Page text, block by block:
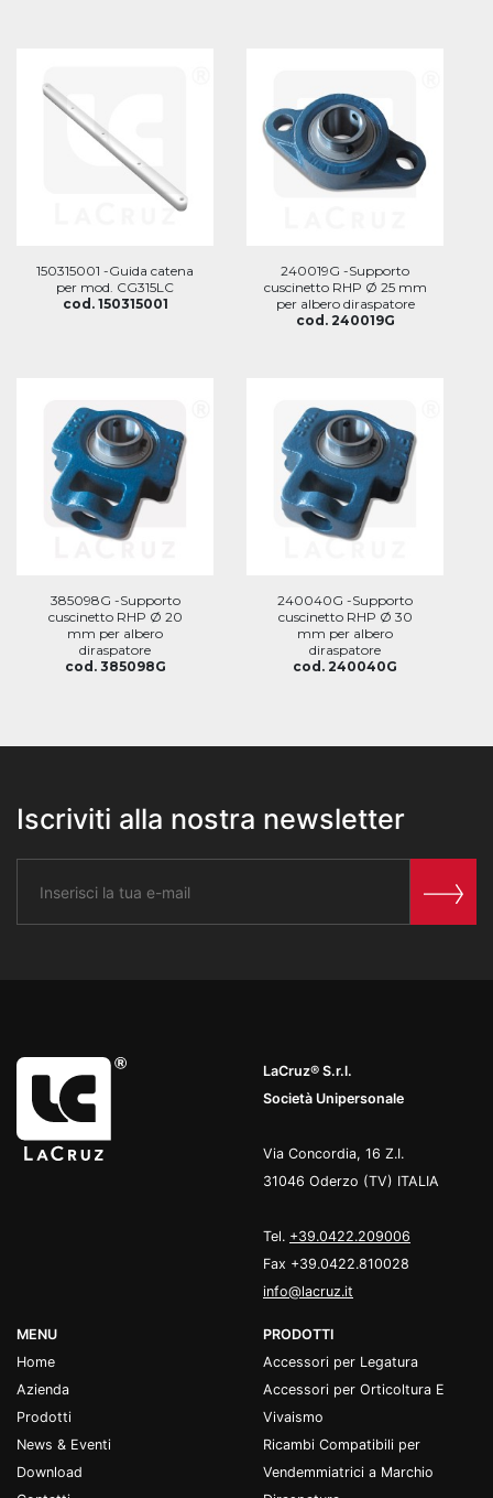
150315001 -Guida catena
per mod. CG315LC
cod. 150315001
240019G -Supporto
cuscinetto RHP Ø 25 mm
per albero diraspatore
cod. 240019G
385098G -Supporto
cuscinetto RHP Ø 20
mm per albero
diraspatore
cod. 385098G
240040G -Supporto
cuscinetto RHP Ø 30
mm per albero
diraspatore
cod. 240040G
Iscriviti alla nostra newsletter
LaCruz® S.r.l.
Società Unipersonale
Via Concordia, 16 Z.I.
31046 Oderzo (TV) ITALIA
Tel. +39.0422.209006
Fax +39.0422.810028
info@lacruz.it
MENU
Home
Azienda
Prodotti
News & Eventi
Download
PRODOTTI
Accessori per Legatura
Accessori per Orticoltura E
Vivaismo
Ricambi Compatibili per
Vendemmiatrici a Marchio